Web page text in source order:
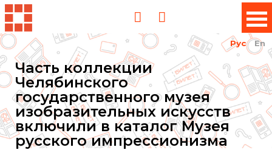
Рус En
Часть коллекции
Челябинского
государственного музея
изобразительных искусств
включили в каталог Музея
русского импрессионизма